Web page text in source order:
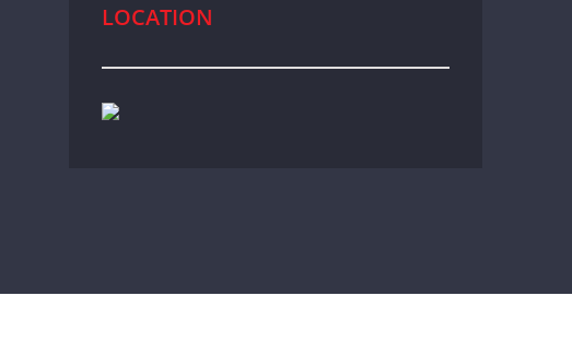
LOCATION